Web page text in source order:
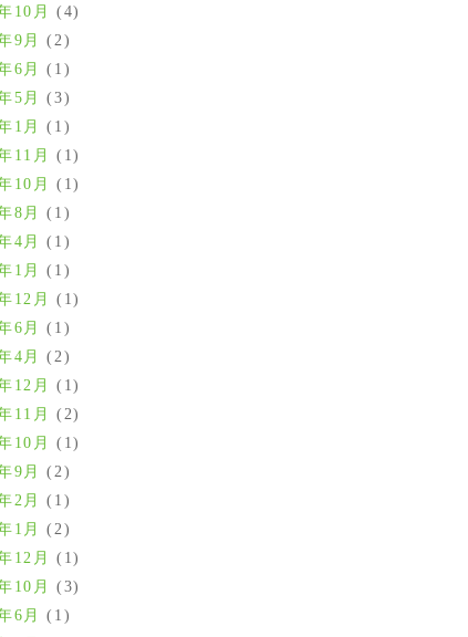
10月
(4)
9月
(2)
6月
(1)
5月
(3)
1月
(1)
11月
(1)
10月
(1)
8月
(1)
4月
(1)
1月
(1)
12月
(1)
6月
(1)
4月
(2)
12月
(1)
11月
(2)
10月
(1)
9月
(2)
2月
(1)
1月
(2)
12月
(1)
10月
(3)
6月
(1)